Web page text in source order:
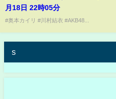
月18日 22時05分
#奥本カイリ #川村結衣 #AKB48...
s